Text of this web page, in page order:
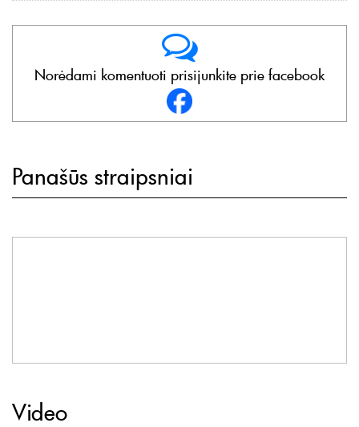
Norėdami komentuoti prisijunkite prie facebook
Panašūs straipsniai
Video